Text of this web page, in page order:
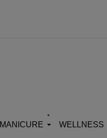
MANICURE WELLNESS